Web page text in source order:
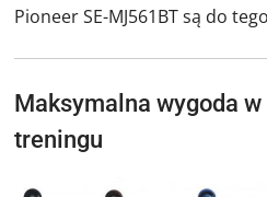
Pioneer SE-MJ561BT są do
Maksymalna wygoda
treningu